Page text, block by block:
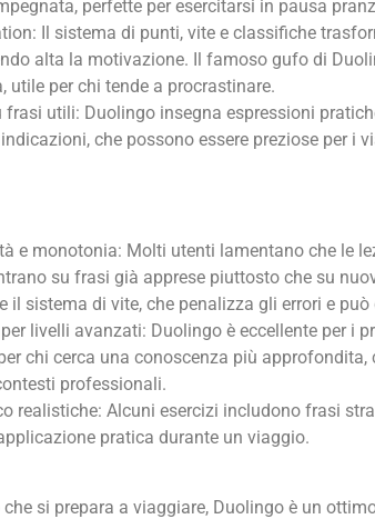
perfette per esercitarsi in pausa
Il sistema di punti, vite e classifiche
alta la motivazione. Il famoso gufo di
utile per chi tende a procrastinare.
frasi utili: Duolingo insegna espressioni
che possono essere preziose per i
e monotonia: Molti utenti lamentano che le
su frasi già apprese piuttosto che su
il sistema di vite, che penalizza gli errori e può
livelli avanzati: Duolingo è eccellente per i
chi cerca una conoscenza più
professionali.
realistiche: Alcuni esercizi includono frasi
pratica durante un viaggio.
si prepara a viaggiare, Duolingo è un